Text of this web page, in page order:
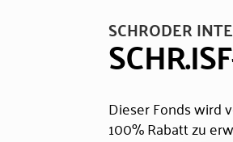
SCHRODER
Dieser Fonds wird
100% Rabatt zu